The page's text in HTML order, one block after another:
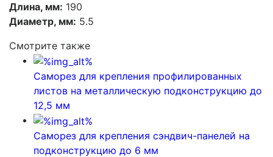
Длина, мм: 190
Диаметр, мм: 5.5
Смотрите также
Саморез для крепления профилированных
листов на металлическую подконструкцию до
12,5 мм
Саморез для крепления сэндвич-панелей на
подконструкцию до 6 мм